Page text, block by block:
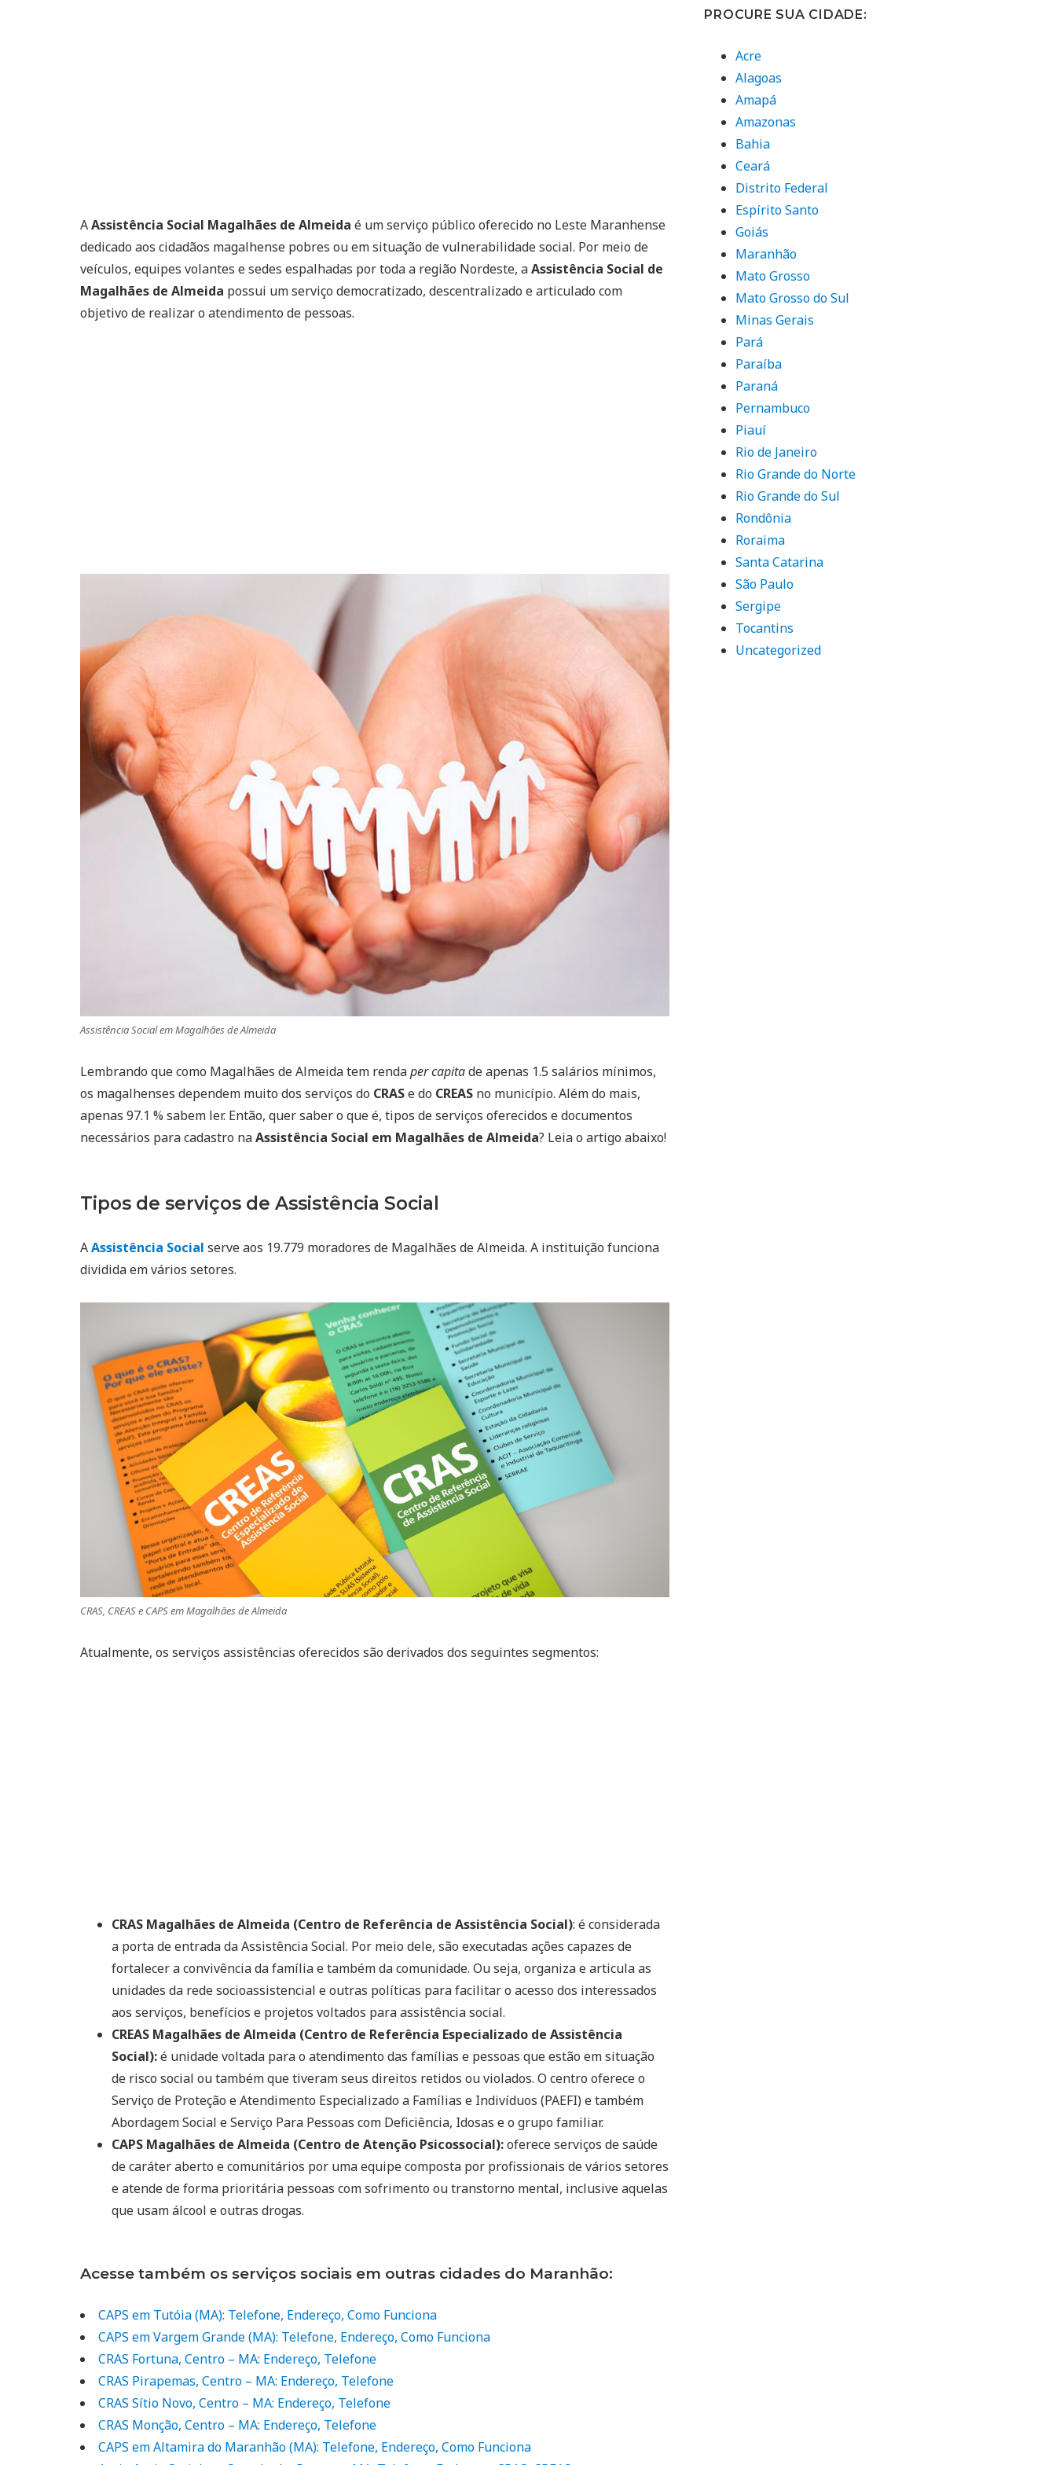
AAssistência Social Magalhães de Almeida é um serviço público oferecido no Leste Maranhense
dedicado aos cidadãos magalhense pobres ou em situação de vulnerabilidade social. Por meio de
veículos, equipes volantes e sedes espalhadas por toda a região Nordeste, aAssistência Social de
Magalhães de Almeida possui um serviço democratizado, descentralizado e articulado com
objetivo de realizar o atendimento de pessoas.
Assistência Social em Magalhães de Almeida
Lembrando que como Magalhães de Almeida tem rendaper capitade apenas 1.5 salários mínimos,
os magalhenses dependem muito dos serviços do CRASe do CREAS no município. Além do mais,
apenas 97.1 % sabem ler. Então, quer saber o que é, tipos de serviços oferecidos e documentos
necessários para cadastro naAssistência Social em Magalhães de Almeida? Leia o artigo abaixo!
Tipos de serviços de Assistência Social
AAssistência Social serve aos 19.779 moradores de Magalhães de Almeida. A instituição funciona
dividida em vários setores.
CRAS, CREAS e CAPS em Magalhães de Almeida
Atualmente, os serviços assistências oferecidos são derivados dos seguintes segmentos:
CRAS Magalhães de Almeida (Centro de Referência de Assistência Social): é considerada
a porta de entrada da Assistência Social. Por meio dele, são executadas ações capazes de
fortalecer a convivência da família e também da comunidade. Ou seja, organiza e articula as
unidades da rede socioassistencial e outras políticas para facilitar o acesso dos interessados
aos serviços, benefícios e projetos voltados para assistência social.
CREAS Magalhães de Almeida (Centro de Referência Especializado de Assistência
Social):é unidade voltada para o atendimento das famílias e pessoas que estão em situação
de risco social ou também que tiveram seus direitos retidos ou violados. O centro oferece o
Serviço de Proteção e Atendimento Especializado a Famílias e Indivíduos (PAEFI) e também
Abordagem Social e Serviço Para Pessoas com Deficiência, Idosas e o grupo familiar.
CAPS Magalhães de Almeida (Centro de Atenção Psicossocial):oferece serviços de saúde
de caráter aberto e comunitários por uma equipe composta por profissionais de vários setores
e atende de forma prioritária pessoas com sofrimento ou transtorno mental, inclusive aquelas
que usam álcool e outras drogas.
Acesse também os serviços sociais em outras cidades do Maranhão:
CAPS em Tutóia (MA): Telefone, Endereço, Como Funciona
CAPS em Vargem Grande (MA): Telefone, Endereço, Como Funciona
CRAS Fortuna, Centro – MA: Endereço, Telefone
CRAS Pirapemas, Centro – MA: Endereço, Telefone
CRAS Sítio Novo, Centro – MA: Endereço, Telefone
CRAS Monção, Centro – MA: Endereço, Telefone
CAPS em Altamira do Maranhão (MA): Telefone, Endereço, Como Funciona
PROCURE SUA CIDADE:
Acre
Alagoas
Amapá
Amazonas
Bahia
Ceará
Distrito Federal
Espírito Santo
Goiás
Maranhão
Mato Grosso
Mato Grosso do Sul
Minas Gerais
Pará
Paraíba
Paraná
Pernambuco
Piauí
Rio de Janeiro
Rio Grande do Norte
Rio Grande do Sul
Rondônia
Roraima
Santa Catarina
São Paulo
Sergipe
Tocantins
Uncategorized